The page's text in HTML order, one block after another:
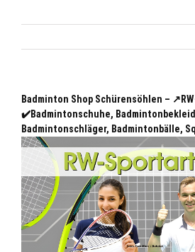
Badminton Shop Schürensöhlen –
✔️Badmintonschuhe,
Badmintonschläger, Badmintonbälle,